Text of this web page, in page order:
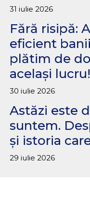
31 iulie 2026
Fără risipă:
eficient
plătim de
același lucru!
30 iulie 2026
Astăzi este
suntem.
și istoria
29 iulie 2026